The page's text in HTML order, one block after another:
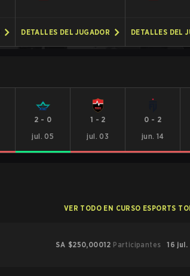
DETALLES DEL JUGADOR DETALLES DEL
2 - 0
jul. 05
1 - 2
jul. 03
0 - 2
jun. 14
VER TODO EN CURSO ESPORTS
SA $250,00012 Participantes 16